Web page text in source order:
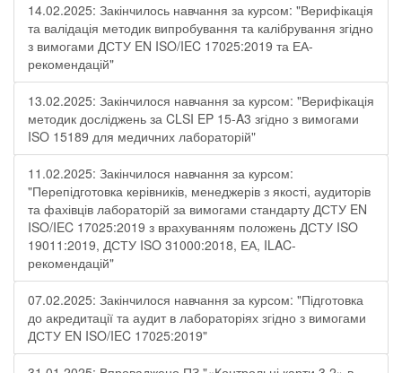
14.02.2025: Закінчилось навчання за курсом: "Верифікація
та валідація методик випробування та калібрування згідно
з вимогами ДСТУ EN ISO/IEC 17025:2019 та ЕА-
рекомендацій"
13.02.2025: Закінчилося навчання за курсом: "Верифікація
методик досліджень за CLSI EP 15-A3 згідно з вимогами
ISO 15189 для медичних лабораторій"
11.02.2025: Закінчилося навчання за курсом:
"Перепідготовка керівників, менеджерів з якості, аудиторів
та фахівців лабораторій за вимогами стандарту ДСТУ EN
ISO/IEC 17025:2019 з врахуванням положень ДСТУ ISO
19011:2019, ДСТУ ISO 31000:2018, ЕА, ILAC-
рекомендацій"
07.02.2025: Закінчилося навчання за курсом: "Підготовка
до акредитації та аудит в лабораторіях згідно з вимогами
ДСТУ EN ISO/IEC 17025:2019"